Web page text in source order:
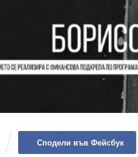
Сподели във Фейсбук